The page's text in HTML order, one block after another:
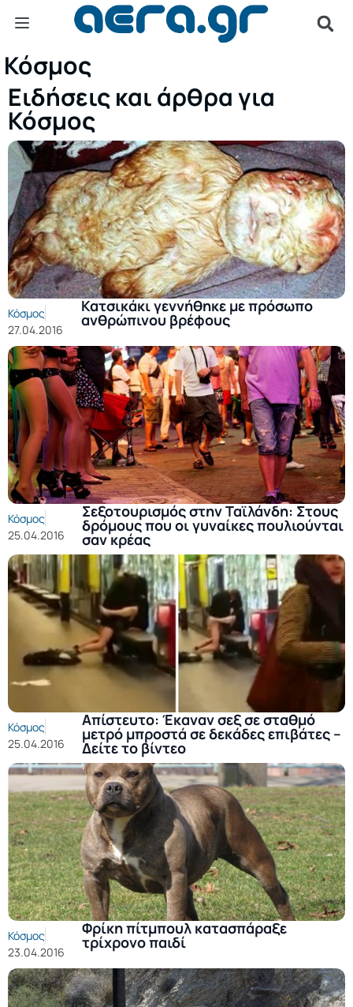
Κόσμος
Ειδήσεις και άρθρα για
Κόσμος
Κόσμος
27.04.2016
Κατσικάκι γεννήθηκε με πρόσωπο
ανθρώπινου βρέφους
Κόσμος
25.04.2016
Σεξοτουρισμός στην Ταϊλάνδη: Στους
δρόμους που οι γυναίκες πουλιούνται
σαν κρέας
Κόσμος
25.04.2016
Απίστευτο: Έκαναν σεξ σε σταθμό
μετρό μπροστά σε δεκάδες επιβάτες –
Δείτε το βίντεο
Κόσμος
23.04.2016
Φρίκη πίτμπουλ κατασπάραξε
τρίχρονο παιδί